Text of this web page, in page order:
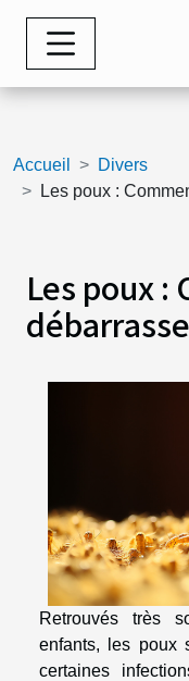
Accueil
Divers
Les poux :
Les poux :
Retrouvés très
enfants, les poux
certaines